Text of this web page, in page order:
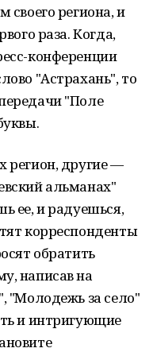
своего региона, и
раза. Когда,
конференции
"Астрахань", то
"Поле
регион, другие —
альманах"
ее, и радуешься,
корреспонденты
обратить
написав на
"Молодежь за село"
и интригующие